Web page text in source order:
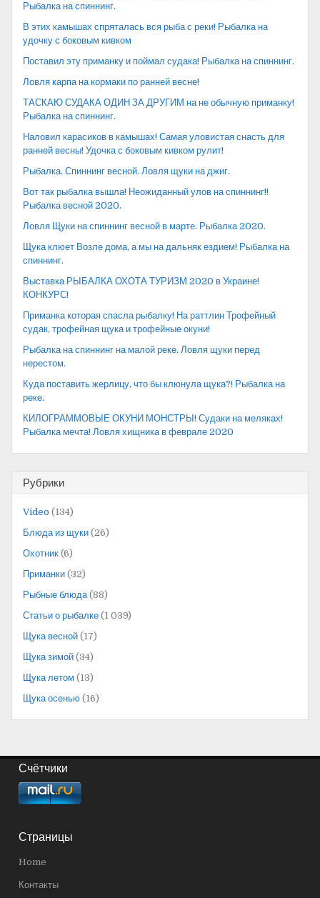
Рыбалка на спиннинг.
В этих камышах спряталась вся рыба с реки! Рыбалка на
удочку с боковым кивком
Поставил эту приманку и поймал судака! Рыбалка на спиннинг.
Ловля карпа на кормаки по ранней весне!
ТАСКАЮ СУДАКА ОДИН ЗА ДРУГИМ на не обычную приманку!
Рыбалка на спиннинг.
Наловил карасиков в камышах! Самая уловистая снасть для
ранней весны! Удочка с боковым кивком рулит!
Рыбалка. Спиннинг весной. Ловля щуки на джиг.
Вот так рыбалка вышла! Неожиданный улов на спиннинг!!
Рыбалка весной 2020.
Ловля Щуки на спиннинг весной в марте. Рыбалка 2020.
Щука клюет Возле дома, а мы на дальняк ездием! Рыбалка на
спиннинг.
Выставка РЫБАЛКА ОХОТА ТУРИЗМ 2020 в Украине!
КОНКУРС!
Приманка которая спасла рыбалку! На раттлин Трофейный
судак, трофейная щука и трофейные окуни!
Рыбалка на спиннинг на малой реке. Ловля щуки перед
нерестом.
Куда поставить жерлицу, что бы клюнула щука?! Рыбалка на
реке.
КИЛОГРАММОВЫЕ ОКУНИ МОНСТРЫ! Судаки на меляках!
Рыбалка мечта! Ловля хищника в феврале 2020
Рубрики
Video (134)
Блюда из щуки (26)
Охотник (6)
Приманки (32)
Рыбные блюда(88)
Статьи о рыбалке (1 039)
Щука весной (17)
Щука зимой (34)
Щука летом (13)
Щука осенью (16)
Счётчики
Страницы
Home
Контакты